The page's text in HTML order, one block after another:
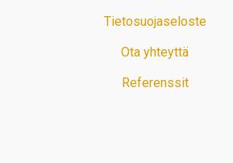
Tietosuojaseloste
Ota yhteyttä
Referenssit